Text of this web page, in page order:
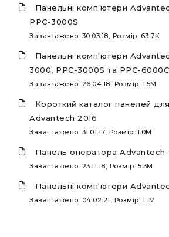
Панельні комп'ютери
PPC-3000S
Завантажено: 30.03.18, Розмір: 63.7K
Панельні комп'ютери
3000, PPC-3000S та PPC-6000C
Завантажено: 26.04.18, Розмір: 1.5M
Короткий каталог панелей для
Advantech 2016
Завантажено: 31.01.17, Розмір: 1.0M
Панель оператора Advantech
Завантажено: 23.11.18, Розмір: 5.3M
Панельні комп'ютери
Завантажено: 04.02.21, Розмір: 1.1M